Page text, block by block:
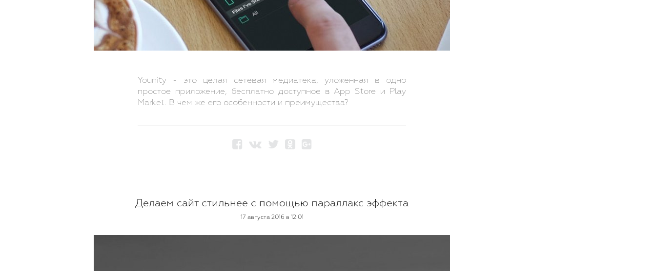
Younity - это целая сетевая медиатека, уложенная в одно
простое приложение, бесплатно доступное в App Store и Play
Market. В чем же его особенности и преимущества?
Делаем сайт стильнее с помощью параллакс эффекта
17 августа 2016 в 12:01